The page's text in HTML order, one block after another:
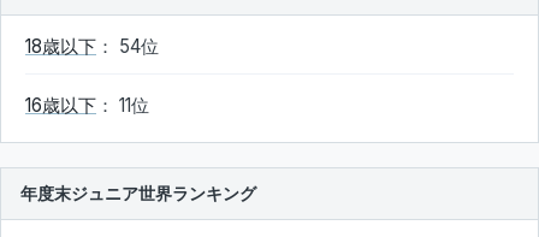
18歳以下 ： 54位
16歳以下 ： 11位
年度末ジュニア世界ランキング